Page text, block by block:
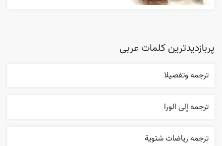
پربازدیدترین کلمات عربی
ترجمه وتفصيلا
ترجمه إلی الورا
ترجمه رياضات شتوية